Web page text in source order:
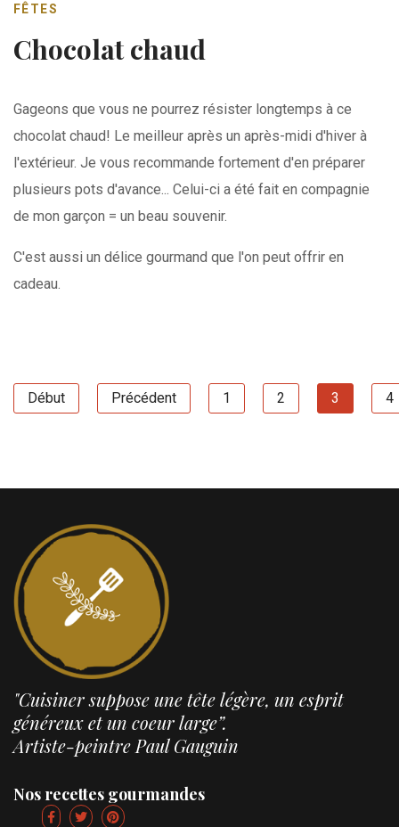
FÊTES
Chocolat chaud
Gageons que vous ne pourrez résister longtemps à ce
chocolat chaud! Le meilleur après un après-midi d'hiver à
l'extérieur. Je vous recommande fortement d'en préparer
plusieurs pots d'avance... Celui-ci a été fait en compagnie
de mon garçon = un beau souvenir.
C'est aussi un délice gourmand que l'on peut offrir en
cadeau.
Début Précédent 1 2 3 4
"Cuisiner suppose une tête légère, un esprit
généreux et un coeur large”.
Artiste-peintre Paul Gauguin
Nos recettes gourmandes